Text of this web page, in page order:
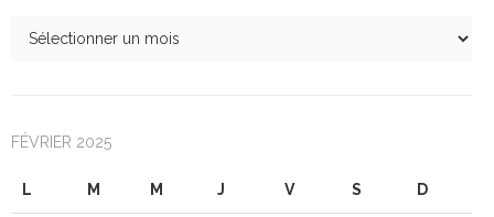
FÉVRIER 2025
L M M J V S D